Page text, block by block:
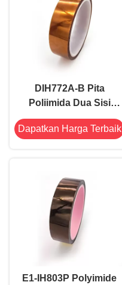
DIH772A-B Pita
Poliimida Dua Sisi
Tahan Panas Perekat
Silikon
Dapatkan Harga Terbaik
E1-IH803P Polyimide